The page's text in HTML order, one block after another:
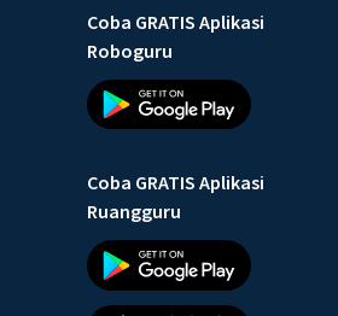
Coba GRATIS Aplikasi
Roboguru
Coba GRATIS Aplikasi
Ruangguru